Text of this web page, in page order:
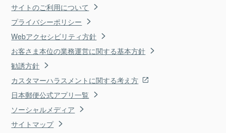
サイトのご利用について
プライバシーポリシー
Webアクセシビリティ方針
お客さま本位の業務運営に関する基本方針
勧誘方針
カスタマーハラスメントに関する考え方
日本郵便公式アプリ一覧
ソーシャルメディア
サイトマップ